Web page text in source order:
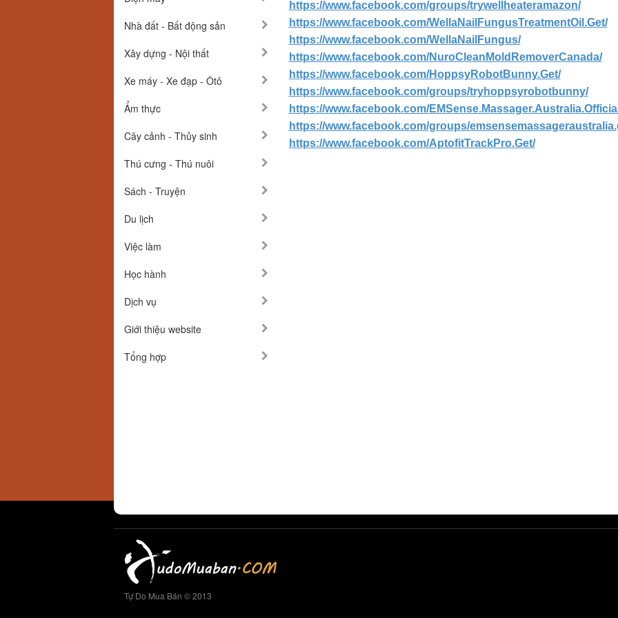
Nhà đất - Bất động sản
Xây dựng - Nội thất
Xe máy - Xe đạp - Ôtô
Ẩm thực
Cây cảnh - Thủy sinh
Thú cưng - Thú nuôi
Sách - Truyện
Du lịch
Việc làm
Học hành
Dịch vụ
Giới thiệu website
Tổng hợp
https://www.facebook.com/groups/trywellheateramazon/
https://www.facebook.com/WellaNailFungusTreatmentOil.Get/
https://www.facebook.com/WellaNailFungus/
https://www.facebook.com/NuroCleanMoldRemoverCanada/
https://www.facebook.com/HoppsyRobotBunny.Get/
https://www.facebook.com/groups/tryhoppsyrobotbunny/
https://www.facebook.com/
https://www.facebook.com/groups/
https://www.facebook.com/AptofitTrackPro.Get/
Tự Do Mua Bán © 2013